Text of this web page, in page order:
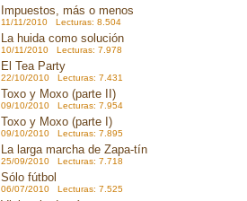
Impuestos, más o menos
11/11/2010 Lecturas: 8.504
La huida como solución
10/11/2010 Lecturas: 7.978
El Tea Party
22/10/2010 Lecturas: 7.431
Toxo y Moxo (parte II)
09/10/2010 Lecturas: 7.954
Toxo y Moxo (parte I)
09/10/2010 Lecturas: 7.895
La larga marcha de Zapa-tín
25/09/2010 Lecturas: 7.718
Sólo fútbol
06/07/2010 Lecturas: 7.525